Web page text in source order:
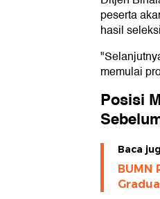
peserta
hasil
memulai
Posisi
Baca
BUMN